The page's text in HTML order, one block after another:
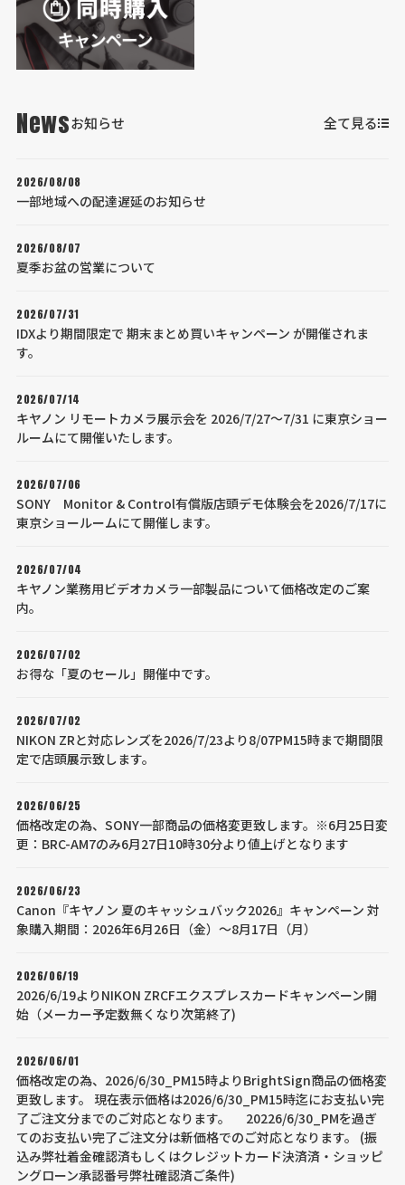
Newsお知らせ 全て見る
2026/08/08
一部地域への配達遅延のお知らせ
2026/08/07
夏季お盆の営業について
2026/07/31
IDXより期間限定で 期末まとめ買いキャンペーン が開催されま
す。
2026/07/14
キヤノン リモートカメラ展示会を 2026/7/27～7/31 に東京ショー
ルームにて開催いたします。
2026/07/06
SONY Monitor & Control有償版店頭デモ体験会を2026/7/17に
東京ショールームにて開催します。
2026/07/04
キヤノン業務用ビデオカメラ一部製品について価格改定のご案
内。
2026/07/02
お得な「夏のセール」開催中です。
2026/07/02
NIKON ZRと対応レンズを2026/7/23より8/07PM15時まで期間限
定で店頭展示致します。
2026/06/25
価格改定の為、SONY一部商品の価格変更致します。※6月25日変
更：BRC-AM7のみ6月27日10時30分より値上げとなります
2026/06/23
Canon『キヤノン 夏のキャッシュバック2026』キャンペーン 対
象購入期間：2026年6月26日（金）～8月17日（月）
2026/06/19
2026/6/19よりNIKON ZRCFエクスプレスカードキャンペーン開
始（メーカー予定数無くなり次第終了)
2026/06/01
価格改定の為、2026/6/30_PM15時よりBrightSign商品の価格変
更致します。 現在表示価格は2026/6/30_PM15時迄にお支払い完
了ご注文分までのご対応となります。 20226/6/30_PMを過ぎ
てのお支払い完了ご注文分は新価格でのご対応となります。 (振
込み弊社着金確認済もしくはクレジットカード決済済・ショッピ
ングローン承認番号弊社確認済ご条件)